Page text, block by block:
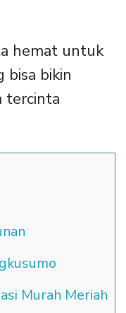
hemat untuk
bisa bikin
tercinta
Murah Meriah